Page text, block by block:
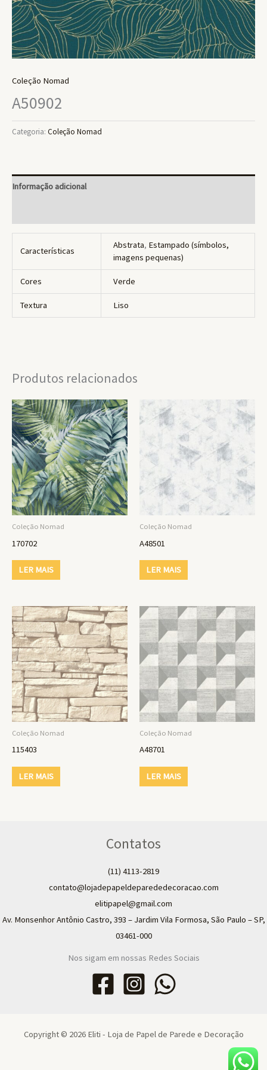
Coleção Nomad
A50902
Categoria: Coleção Nomad
Informação adicional
Características
Abstrata, Estampado (símbolos,
imagens pequenas)
Cores Verde
Textura Liso
Produtos relacionados
Coleção Nomad
170702
LER MAIS
Coleção Nomad
A48501
LER MAIS
Coleção Nomad
115403
LER MAIS
Coleção Nomad
A48701
LER MAIS
Contatos
(11) 4113-2819
contato@lojadepapeldeparededecoracao.com
elitipapel@gmail.com​
Av. Monsenhor Antônio Castro, 393 – Jardim Vila Formosa, São Paulo – SP,
03461-000
Nos sigam em nossas Redes Sociais
Copyright © 2026 Eliti - Loja de Papel de Parede e Decoração